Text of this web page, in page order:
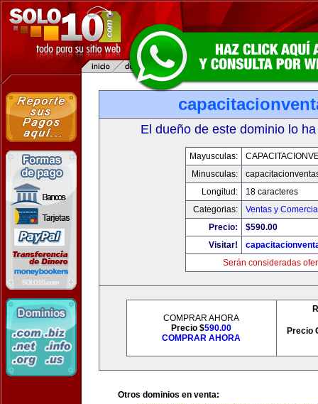
El dueño de este dominio lo
Mayusculas:
Minusculas:
Longitud:
18 caracteres
Categorias:
Ventas y
Precio:
$590.00
Visitar!
Serán consideradas
COMPRAR AHORA
Precio $590.00
COMPRAR AHORA
Precio
Otros dominios en venta: